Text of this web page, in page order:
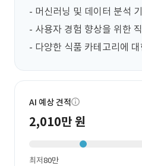
- 머신러닝 및 데이터 분석
- 사용자 경험 향상을 위한
- 다양한 식품 카테고리에
AI 예상 견적
2,010만 원
최저80만